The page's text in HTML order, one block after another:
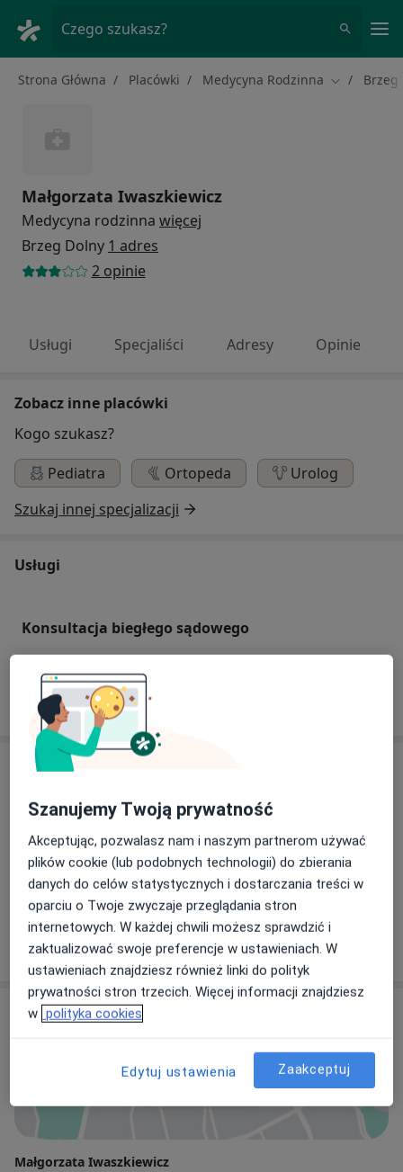
Czego szukasz?
Strona Główna Placówki Medycyna Rodzinna ZmieńBrzeg
Małgorzata Iwaszkiewicz
Medycyna rodzinna więcej
Brzeg Dolny 1 adres
2 opinie
Usługi Specjaliści Adresy Opinie
Zobacz inne placówki
Kogo szukasz?
Pediatra
Ortopeda
Urolog
Szukaj innej specjalizacji
Usługi
Konsultacja biegłego sądowego
W jaki sposób ustalane są ceny?
Specjaliści
Biegły sądowy
Waldemar Olszowiec
Ortopeda, Biegły sądowy
29 opinii
Adres
Powiększ mapę
Małgorzata Iwaszkiewicz
Szanujemy Twoją prywatność
Akceptując, pozwalasz nam i naszym partnerom używać
plików cookie (lub podobnych technologii) do zbierania
danych do celów statystycznych i dostarczania treści w
oparciu o Twoje zwyczaje przeglądania stron
internetowych. W każdej chwili możesz sprawdzić i
zaktualizować swoje preferencje w ustawieniach. W
ustawieniach znajdziesz również linki do polityk
prywatności stron trzecich. Więcej informacji znajdziesz
w polityka cookies
Edytuj ustawienia Zaakceptuj